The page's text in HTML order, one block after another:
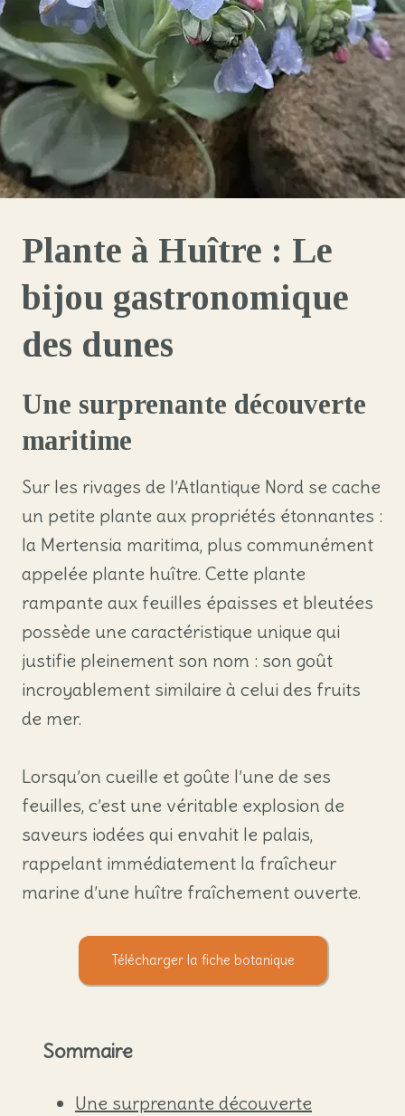
Plante à Huître : Le
bijou gastronomique
des dunes
Une surprenante découverte
maritime
Sur les rivages de l’Atlantique Nord se cache
un petite plante aux propriétés étonnantes :
la Mertensia maritima, plus communément
appelée plante huître. Cette plante
rampante aux feuilles épaisses et bleutées
possède une caractéristique unique qui
justifie pleinement son nom : son goût
incroyablement similaire à celui des fruits
de mer.
Lorsqu’on cueille et goûte l’une de ses
feuilles, c’est une véritable explosion de
saveurs iodées qui envahit le palais,
rappelant immédiatement la fraîcheur
marine d’une huître fraîchement ouverte.
Télécharger la fiche botanique
Sommaire
Une surprenante découverte